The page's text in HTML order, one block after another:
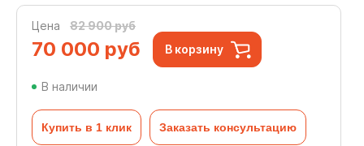
Цена 82 900 руб
70 000 руб В корзину
В наличии
Купить в 1 клик Заказать консультацию